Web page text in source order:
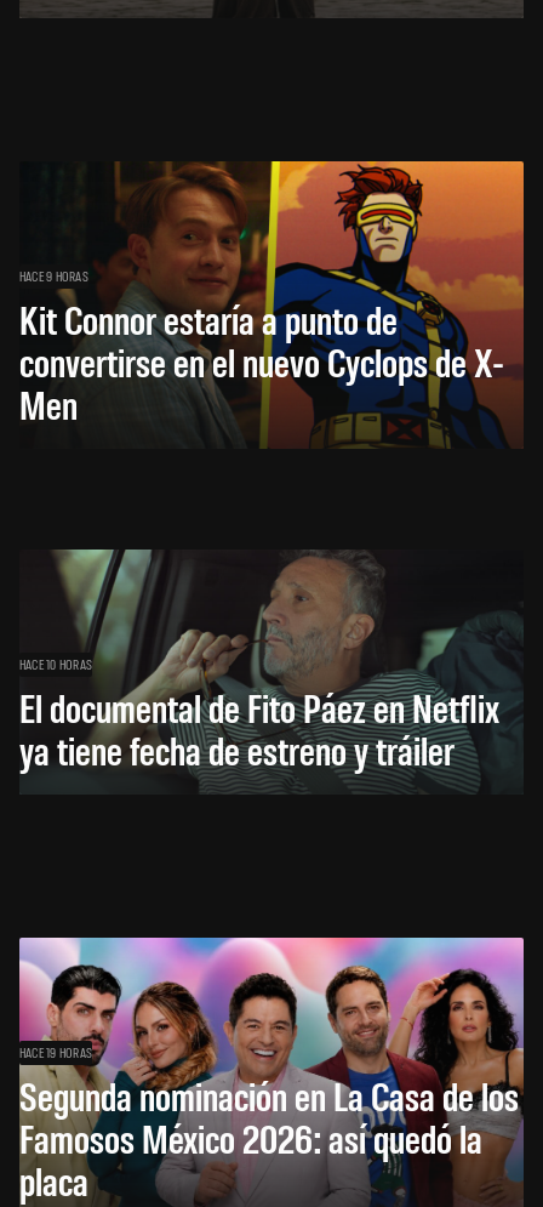
HACE 9 HORAS
Kit Connor estaría a punto de
convertirse en el nuevo Cyclops de X-
Men
HACE 10 HORAS
El documental de Fito Páez en Netflix
ya tiene fecha de estreno y tráiler
HACE 19 HORAS
Segunda nominación en La Casa de los
Famosos México 2026: así quedó la
placa